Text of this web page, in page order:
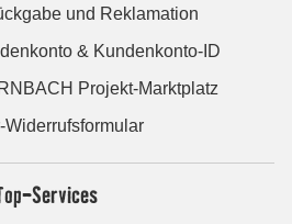
und Reklamation
& Kundenkonto-ID
Projekt-Marktplatz
Widerrufsformular
Services